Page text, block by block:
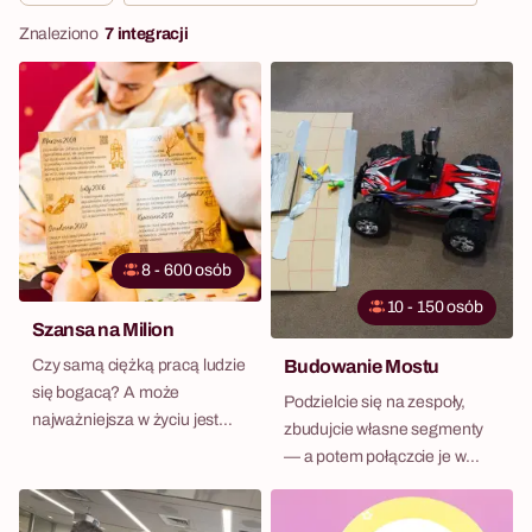
Znaleziono7 integracji
8 - 600 osób
Szansa na Milion
Czy samą ciężką pracą ludzie
się bogacą? A może
najważniejsza w życiu jest
Petera – znudzonego
10 - 150 osób
Budowanie Mostu
Podzielcie się na zespoły,
zbudujcie własne segmenty
— a potem połączcie je w
naprawdę coś przejedzie.